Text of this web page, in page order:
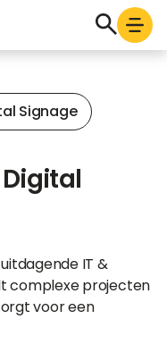
Signage
IT &
complexe projecten
voor een